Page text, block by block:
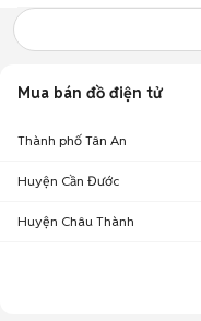
Mua bán đồ điện tử
Thành phố Tân An
Huyện Cần Đước
Huyện Châu Thành